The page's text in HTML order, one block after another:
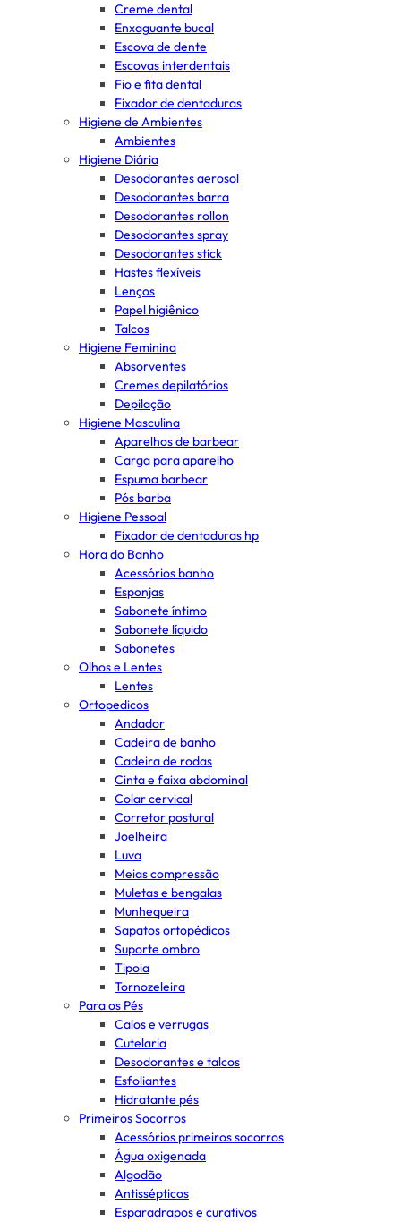
Creme dental
Enxaguante bucal
Escova de dente
Escovas interdentais
Fio e fita dental
Fixador de dentaduras
Higiene de Ambientes
Ambientes
Higiene Diária
Desodorantes aerosol
Desodorantes barra
Desodorantes rollon
Desodorantes spray
Desodorantes stick
Hastes flexíveis
Lenços
Papel higiênico
Talcos
Higiene Feminina
Absorventes
Cremes depilatórios
Depilação
Higiene Masculina
Aparelhos de barbear
Carga para aparelho
Espuma barbear
Pós barba
Higiene Pessoal
Fixador de dentaduras hp
Hora do Banho
Acessórios banho
Esponjas
Sabonete íntimo
Sabonete líquido
Sabonetes
Olhos e Lentes
Lentes
Ortopedicos
Andador
Cadeira de banho
Cadeira de rodas
Cinta e faixa abdominal
Colar cervical
Corretor postural
Joelheira
Luva
Meias compressão
Muletas e bengalas
Munhequeira
Sapatos ortopédicos
Suporte ombro
Tipoia
Tornozeleira
Para os Pés
Calos e verrugas
Cutelaria
Desodorantes e talcos
Esfoliantes
Hidratante pés
Primeiros Socorros
Acessórios primeiros socorros
Água oxigenada
Algodão
Antissépticos
Esparadrapos e curativos